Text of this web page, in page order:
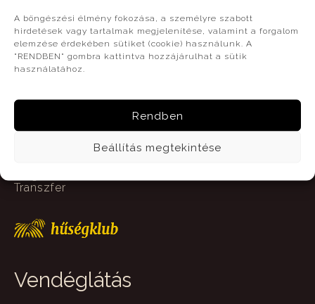
A böngészési élmény fokozása, a személyre szabott
hirdetések vagy tartalmak megjelenítése, valamint a forgalom
elemzése érdekében sütiket (cookie) használunk. A
"RENDBEN" gombra kattintva hozzájárulhat a sütik
használatához.
Rendben
Beállítás megtekintése
Kapcsolat
Szekszárd, Bodri Pincészet
Útvonal tervezéséhez írja be a kiinduló
Transzfer
Vendéglátás